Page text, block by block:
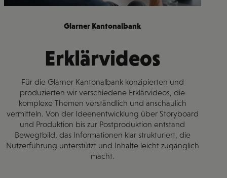
Glarner Kantonalbank
Erklärvideos
Für die Glarner Kantonalbank konzipierten und
produzierten wir verschiedene Erklärvideos, die
komplexe Themen verständlich und anschaulich
vermitteln. Von der Ideenentwicklung über Storyboard
und Produktion bis zur Postproduktion entstand
Bewegtbild, das Informationen klar strukturiert, die
Nutzerführung unterstützt und Inhalte leicht zugänglich
macht.